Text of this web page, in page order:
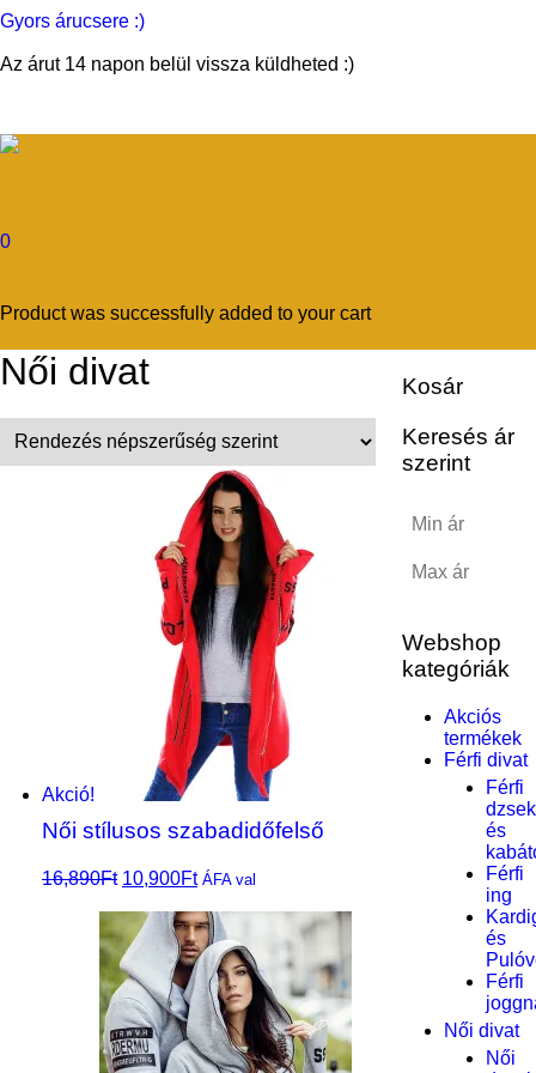
Gyors árucsere :)
Az árut 14 napon belül vissza küldheted :)
0
Productwas successfully added to your cart
Női divat
Akció!
Női stílusos szabadidőfelső
16,890Ft 10,900Ft ÁFA val
Kosár
Keresés ár
szerint
Webshop
kategóriák
Akciós
termékek
Férfi divat
Férfi
és
Férfi
ing
és
Férfi
Női divat
Női